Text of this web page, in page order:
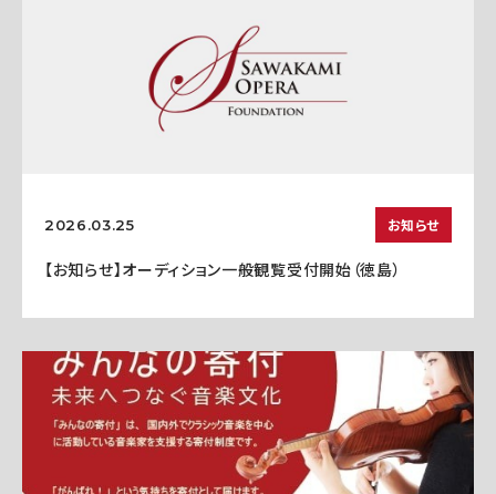
2026.03.25 お知らせ
【お知らせ】オーディション一般観覧受付開始（徳島）